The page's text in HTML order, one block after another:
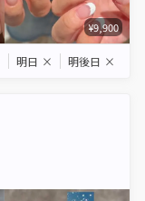
¥9,900
明日 × 明後日 ×